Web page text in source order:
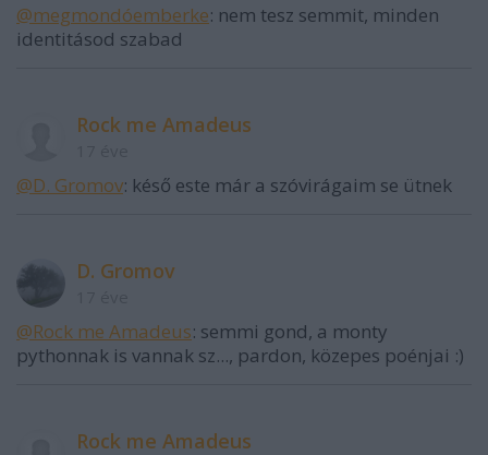
@megmondóemberke: nem tesz semmit, minden
identitásod szabad
Rock me Amadeus
@D. Gromov: késő este már a szóvirágaim se ütnek
D. Gromov
@Rock me Amadeus: semmi gond, a monty
pythonnak is vannak sz..., pardon, közepes poénjai :)
Rock me Amadeus